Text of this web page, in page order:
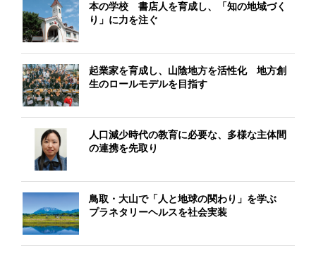
本の学校 書店人を育成し、「知の地域づく
り」に力を注ぐ
起業家を育成し、山陰地方を活性化 地方創
生のロールモデルを目指す
人口減少時代の教育に必要な、多様な主体間
の連携を先取り
鳥取・大山で「人と地球の関わり」を学ぶ
プラネタリーヘルスを社会実装